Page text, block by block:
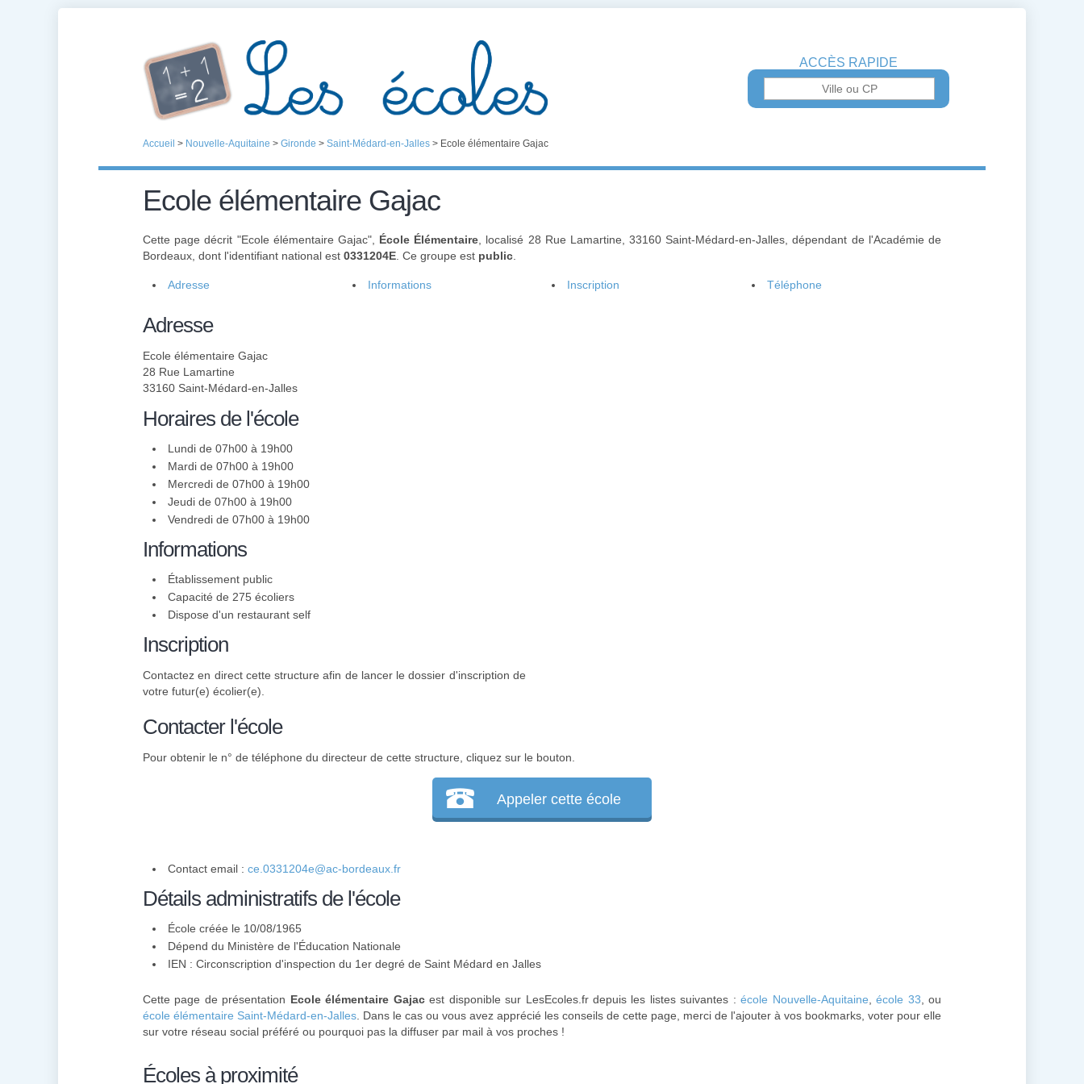
ACCÈS RAPIDE
Accueil > Nouvelle-Aquitaine > Gironde > Saint-Médard-en-Jalles > Ecole élémentaire Gajac
Ecole élémentaire Gajac
Cette page décrit "Ecole élémentaire Gajac", École Élémentaire , localisé 28 Rue Lamartine, 33160 Saint-Médard-en-Jalles, dépendant de l'Académie de
Bordeaux, dont l'identifiant national est 0331204E . Ce groupe est public
Adresse Informations Inscription Téléphone
Adresse
Ecole élémentaire Gajac
28 Rue Lamartine
33160 Saint-Médard-en-Jalles
Horaires de l'école
Lundi de 07h00 à 19h00
Mardi de 07h00 à 19h00
Mercredi de 07h00 à 19h00
Jeudi de 07h00 à 19h00
Vendredi de 07h00 à 19h00
Informations
Établissement public
Capacité de 275 écoliers
Dispose d'un restaurant self
Inscription
Contactez en direct cette structure afin de lancer le dossier d'inscription de
votre futur(e) écolier(e).
Contacter l'école
Pour obtenir le n° de téléphone du directeur de cette structure, cliquez sur le bouton.
Appeler cette école
Contact email : ce.0331204e@ac-bordeaux.fr
Détails administratifs de l'école
École créée le 10/08/1965
Dépend du Ministère de l'Éducation Nationale
IEN : Circonscription d'inspection du 1er degré de Saint Médard en Jalles
Cette page de présentation Ecole élémentaire Gajacest disponible sur LesEcoles.fr depuis les listes suivantes :école Nouvelle-Aquitaine ,école 33 , ou
école élémentaire Saint-Médard-en-Jalles . Dans le cas ou vous avez apprécié les conseils de cette page, merci de l'ajouter à vos bookmarks, voter pour elle
sur votre réseau social préféré ou pourquoi pas la diffuser par mail à vos proches !
Écoles à proximité